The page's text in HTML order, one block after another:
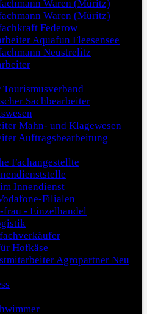
Waren (Müritz)
Waren (Müritz)
Federow
Aquafun Fleesensee
Neustrelitz
Sachbearbeiter
Mahn- und Klagewesen
Auftragsbearbeitung
Fachangestellte
Innendienst
Filialen
frau - Einzelhandel
Hofkäse
Agropartner Neu